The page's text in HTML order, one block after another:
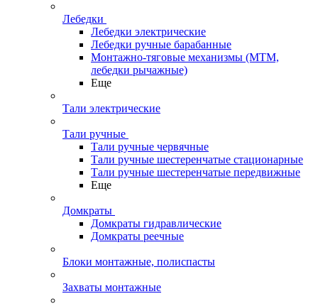
Лебедки
Лебедки электрические
Лебедки ручные барабанные
Монтажно-тяговые механизмы (МТМ,
лебедки рычажные)
Еще
Тали электрические
Тали ручные
Тали ручные червячные
Тали ручные шестеренчатые стационарные
Тали ручные шестеренчатые передвижные
Еще
Домкраты
Домкраты гидравлические
Домкраты реечные
Блоки монтажные, полиспасты
Захваты монтажные